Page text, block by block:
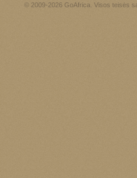
© 2009-2026 GoAfrica. Visos teisės